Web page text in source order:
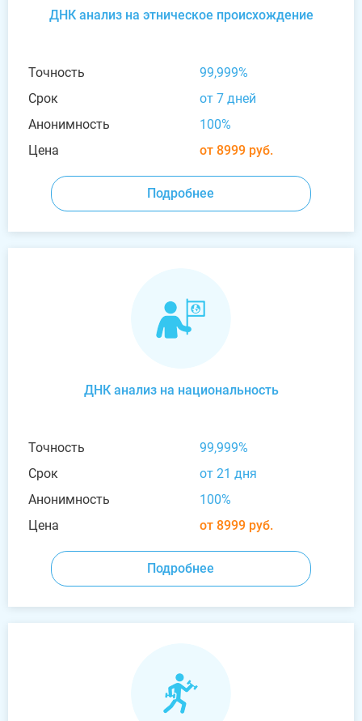
ДНК анализ на этническое происхождение
Точность
99,999%
Срок
от 7 дней
Анонимность
100%
Цена
от 8999 руб.
Подробнее
ДНК анализ на национальность
Точность
99,999%
Срок
от 21 дня
Анонимность
100%
Цена
от 8999 руб.
Подробнее